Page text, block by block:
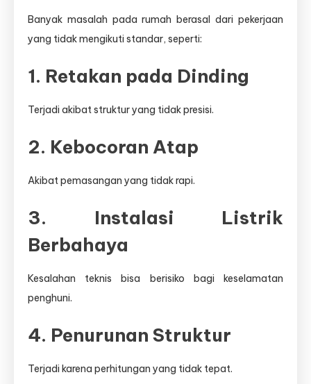
Banyak masalah pada rumah berasal dari pekerjaan
yang tidak mengikuti standar, seperti:
1. Retakan pada Dinding
Terjadi akibat struktur yang tidak presisi.
2. Kebocoran Atap
Akibat pemasangan yang tidak rapi.
3. Instalasi Listrik
Berbahaya
Kesalahan teknis bisa berisiko bagi keselamatan
penghuni.
4. Penurunan Struktur
Terjadi karena perhitungan yang tidak tepat.